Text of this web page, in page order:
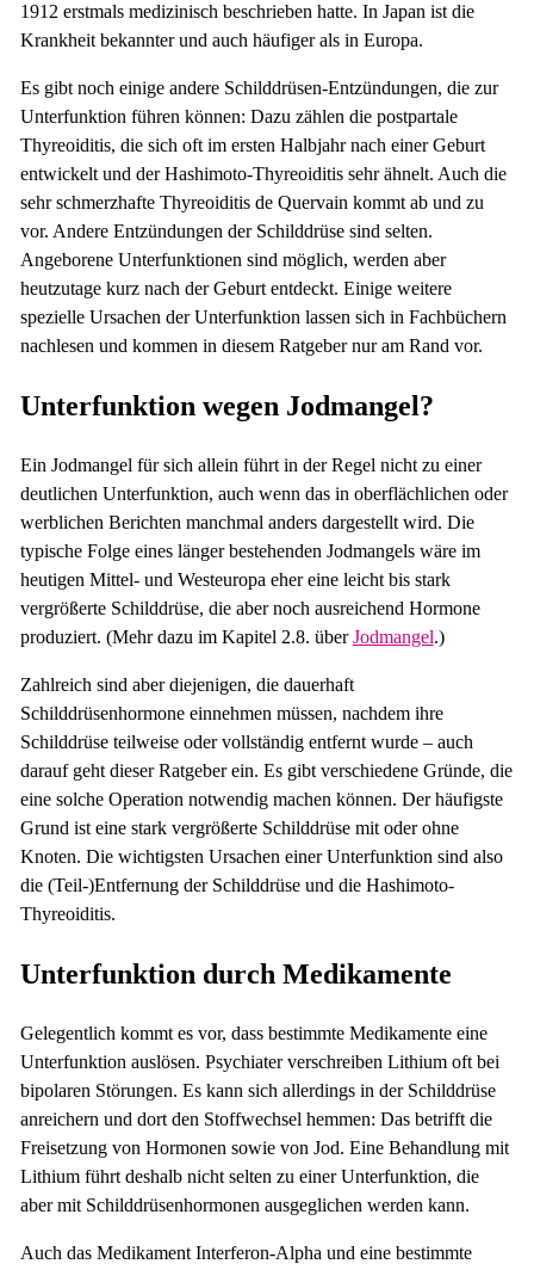
1912 erstmals medizinisch beschrieben hatte. In Japan ist die
Krankheit bekannter und auch häufiger als in Europa.
Es gibt noch einige andere Schilddrüsen-Entzündungen, die zur
Unterfunktion führen können: Dazu zählen die postpartale
Thyreoiditis, die sich oft im ersten Halbjahr nach einer Geburt
entwickelt und der Hashimoto-Thyreoiditis sehr ähnelt. Auch die
sehr schmerzhafte Thyreoiditis de Quervain kommt ab und zu
vor. Andere Entzündungen der Schilddrüse sind selten.
Angeborene Unterfunktionen sind möglich, werden aber
heutzutage kurz nach der Geburt entdeckt. Einige weitere
spezielle Ursachen der Unterfunktion lassen sich in Fachbüchern
nachlesen und kommen in diesem Ratgeber nur am Rand vor.
Unterfunktion wegen Jodmangel?
Ein Jodmangel für sich allein führt in der Regel nicht zu einer
deutlichen Unterfunktion, auch wenn das in oberflächlichen oder
werblichen Berichten manchmal anders dargestellt wird. Die
typische Folge eines länger bestehenden Jodmangels wäre im
heutigen Mittel- und Westeuropa eher eine leicht bis stark
vergrößerte Schilddrüse, die aber noch ausreichend Hormone
produziert. (Mehr dazu im Kapitel 2.8. überJodmangel.)
Zahlreich sind aber diejenigen, die dauerhaft
Schilddrüsenhormone einnehmen müssen, nachdem ihre
Schilddrüse teilweise oder vollständig entfernt wurde – auch
darauf geht dieser Ratgeber ein. Es gibt verschiedene Gründe, die
eine solche Operation notwendig machen können. Der häufigste
Grund ist eine stark vergrößerte Schilddrüse mit oder ohne
Knoten. Die wichtigsten Ursachen einer Unterfunktion sind also
die (Teil-)Entfernung der Schilddrüse und die Hashimoto-
Thyreoiditis.
Unterfunktion durch Medikamente
Gelegentlich kommt es vor, dass bestimmte Medikamente eine
Unterfunktion auslösen. Psychiater verschreiben Lithium oft bei
bipolaren Störungen. Es kann sich allerdings in der Schilddrüse
anreichern und dort den Stoffwechsel hemmen: Das betrifft die
Freisetzung von Hormonen sowie von Jod. Eine Behandlung mit
Lithium führt deshalb nicht selten zu einer Unterfunktion, die
aber mit Schilddrüsenhormonen ausgeglichen werden kann.
Auch das Medikament Interferon-Alpha und eine bestimmte